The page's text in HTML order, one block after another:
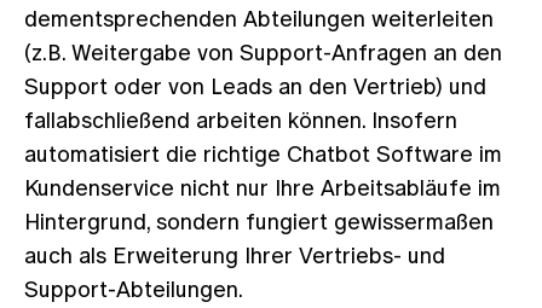
dementsprechenden Abteilungen weiterleiten
(z.B. Weitergabe von Support-Anfragen an den
Support oder von Leads an den Vertrieb) und
fallabschließend arbeiten können. Insofern
automatisiert die richtige Chatbot Software im
Kundenservice nicht nur Ihre Arbeitsabläufe im
Hintergrund, sondern fungiert gewissermaßen
auch als Erweiterung Ihrer Vertriebs- und
Support-Abteilungen.